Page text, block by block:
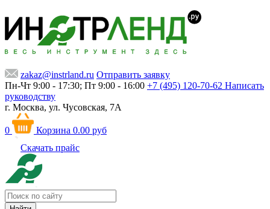
zakaz@instrland.ru Отправить заявку
Пн-Чт 9:00 - 17:30; Пт 9:00 - 16:00 +7 (495) 120-70-62 Написать
руководству
г. Москва, ул. Чусовская, 7А
0 Корзина 0.00 руб
Скачать прайс